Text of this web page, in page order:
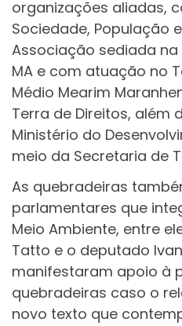
organizações aliadas,
Sociedade, População
Associação sediada
MA e com atuação no
Médio Mearim
Terra de Direitos, além
Ministério do
meio da Secretaria de
As quebradeiras
parlamentares que
Meio Ambiente, entre
Tatto e o deputado
manifestaram apoio à
quebradeiras caso o
novo texto que